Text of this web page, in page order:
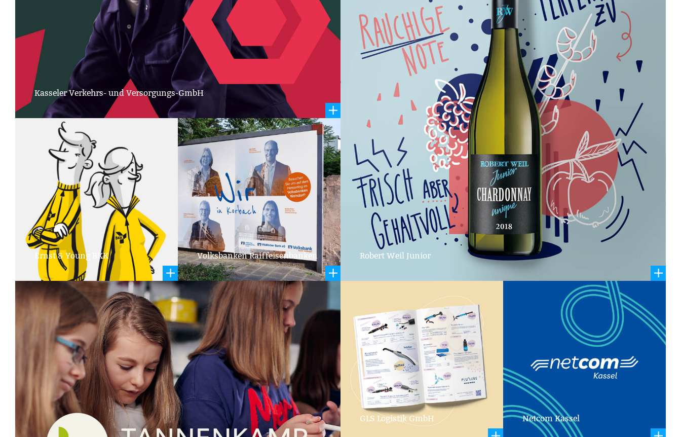
Kasseler Verkehrs- und Versorgungs-GmbH
Azubi-Recruiting
Kampagne
Ernst & Young BKK
Sportliche Kampagne
Volksbanken Raiffeisenbanken
Imagekampagne
Visualisierung Leitbild
Robert Weil Junior
GLS Logistik GmbH Netcom Kassel